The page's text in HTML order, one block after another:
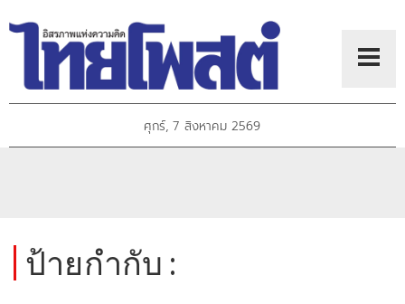
ศุกร์, 7 สิงหาคม 2569
ป้ายกำกับ :